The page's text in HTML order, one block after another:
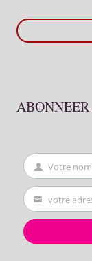
First
Name
Votre
Your
email
votre